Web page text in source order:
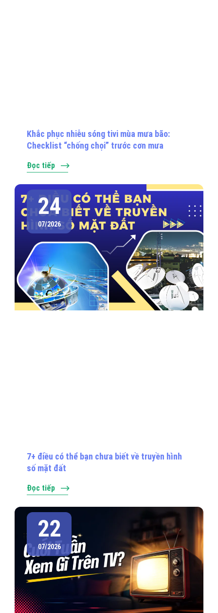
Khắc phục nhiễu sóng tivi mùa mưa bão:
Checklist “chống chọi” trước cơn mưa
Đọc tiếp
7+ điều có thể bạn chưa biết về truyền hình
số mặt đất
24
07/2026
Đọc tiếp
22
07/2026